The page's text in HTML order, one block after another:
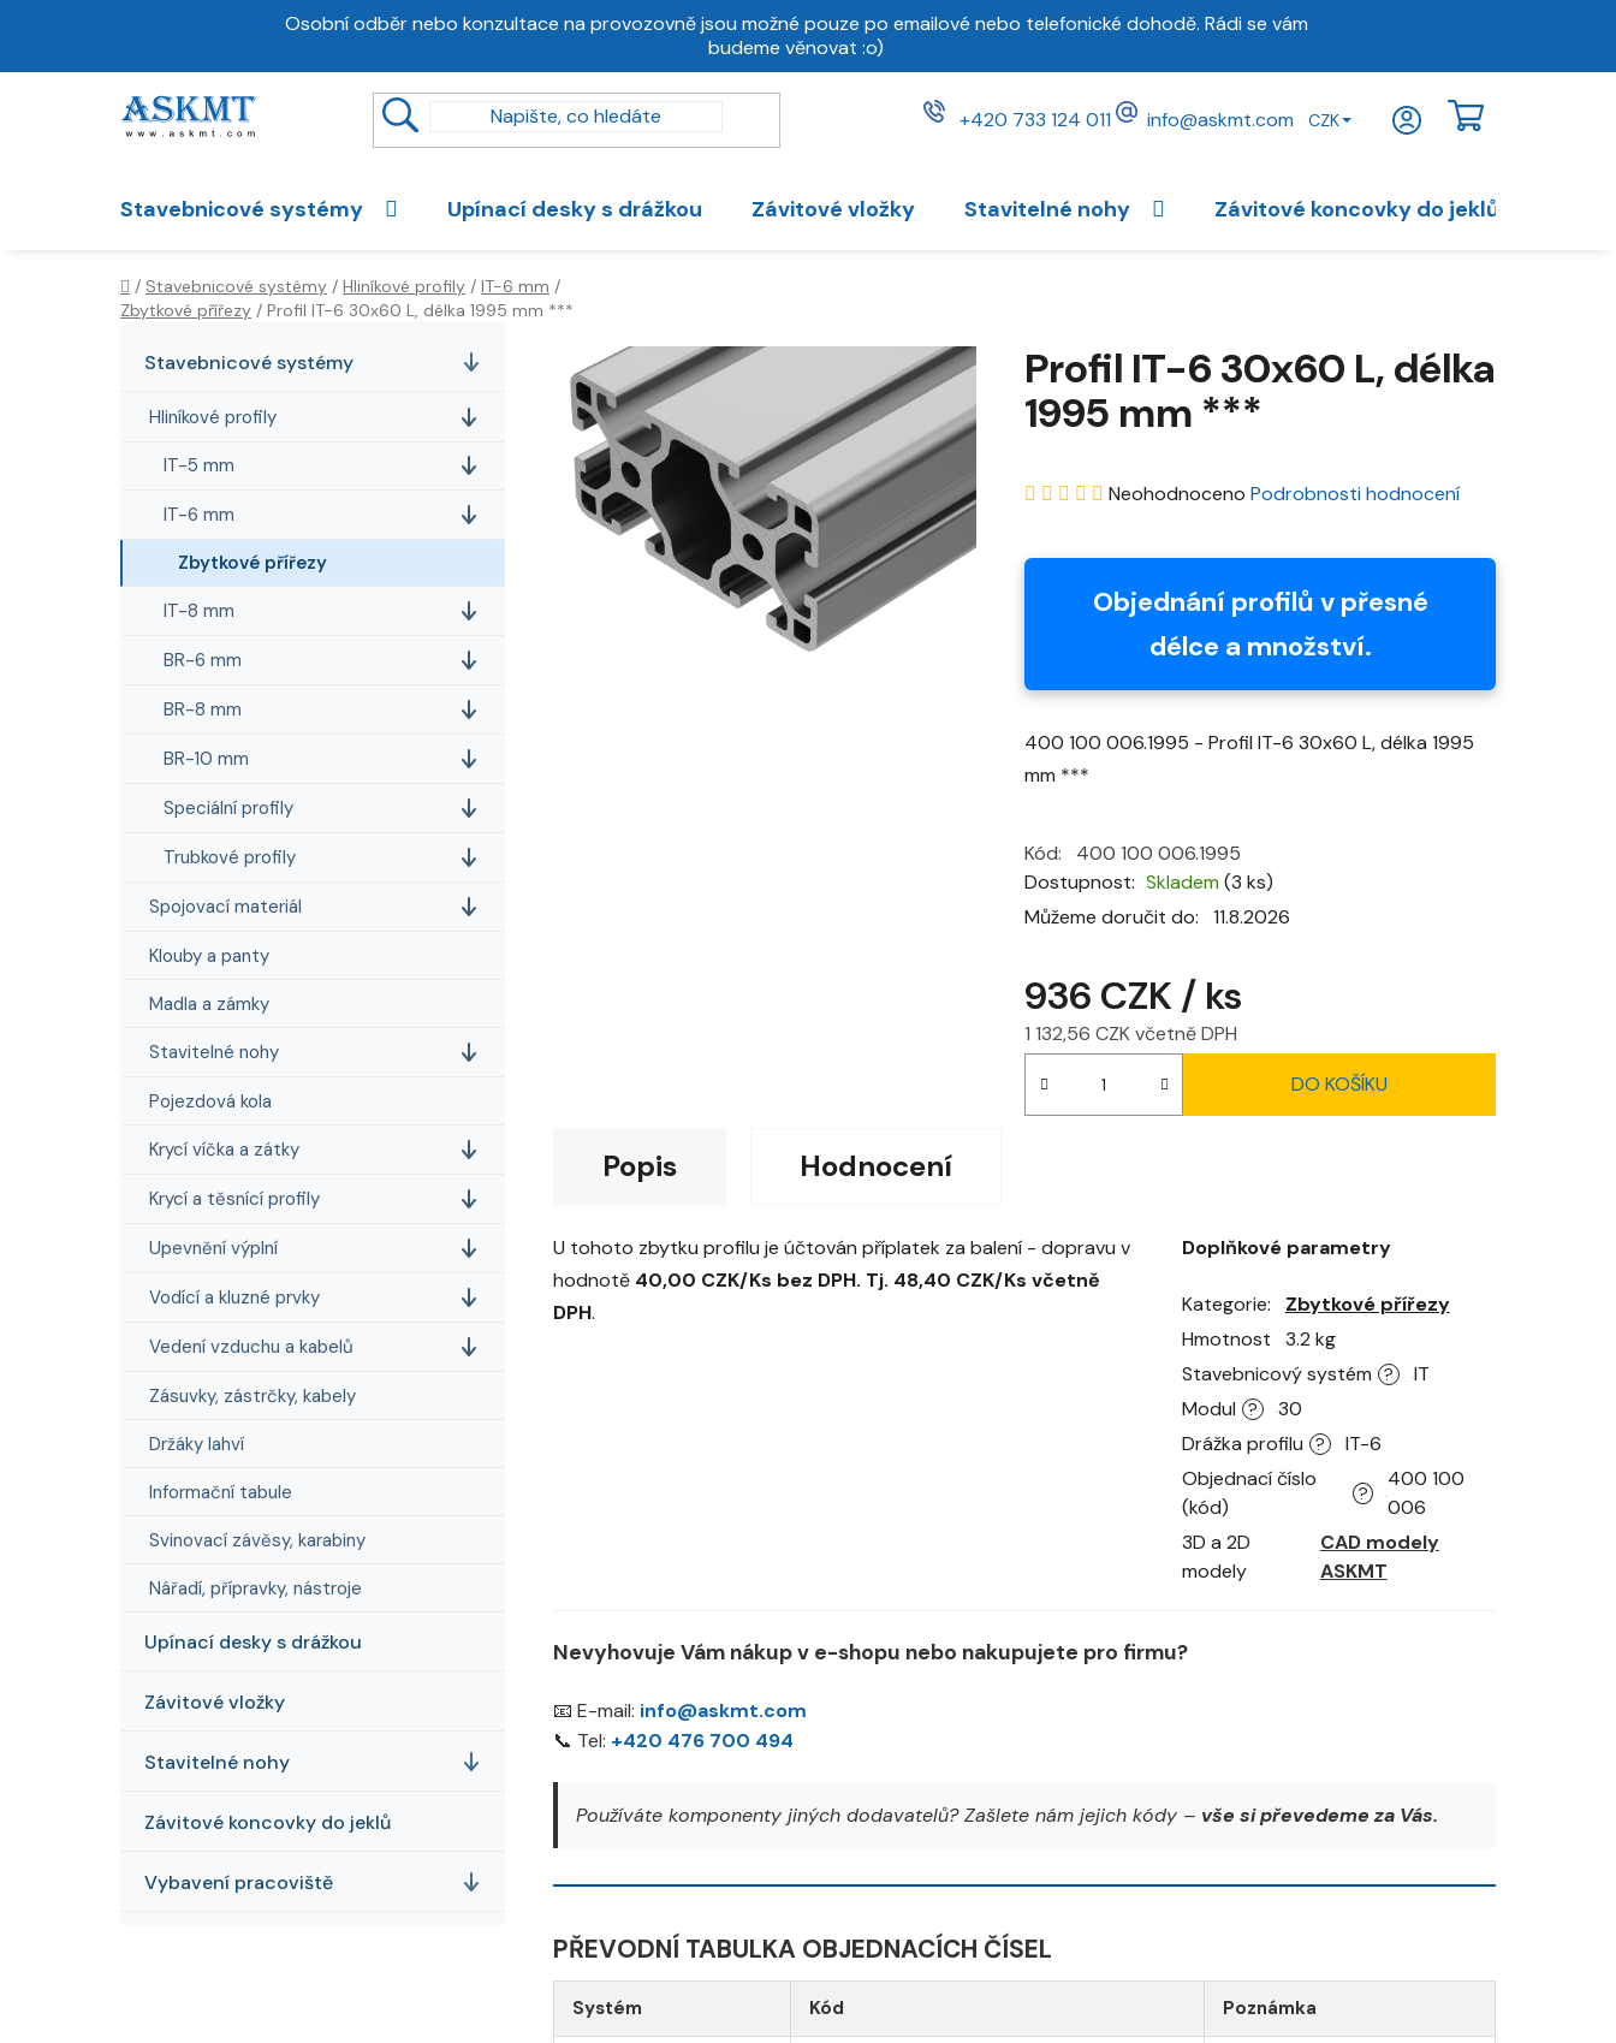
Osobní odběr nebo konzultace na provozovně jsou možné pouze po emailové nebo telefonické dohodě. Rádi se vám
budeme věnovat :o)
+420 733 124 011 info@askmt.com CZK
KOŠÍK
Stavebnicové systémy Upínací desky s drážkou Závitové vložky Stavitelné nohy Závitové koncovky do jeklů
Domů
/ Stavebnicové systémy / Hliníkové profily / IT-6 mm /
Zbytkové přířezy / Profil IT-6 30x60 L, délka 1995 mm ***
í
kategorie
e
Stavebnicové systémy
Hliníkové profily
IT-5 mm
IT-6 mm
Zbytkové přířezy
IT-8 mm
BR-6 mm
BR-8 mm
BR-10 mm
Speciální profily
Trubkové profily
Spojovací materiál
Klouby a panty
Madla a zámky
Stavitelné nohy
Pojezdová kola
Krycí víčka a zátky
Krycí a těsnící profily
Upevnění výplní
Vodící a kluzné prvky
Vedení vzduchu a kabelů
Zásuvky, zástrčky, kabely
Držáky lahví
Informační tabule
Svinovací závěsy, karabiny
Nářadí, přípravky, nástroje
Upínací desky s drážkou
Závitové vložky
Stavitelné nohy
Závitové koncovky do jeklů
Vybavení pracoviště
Profil IT-6 30x60 L, délka
1995 mm ***
Průměrné
produktu
je
0,0
5
Neohodnoceno Podrobnosti hodnocení
Objednání profilů v přesné
délce a množství.
400 100 006.1995 - Profil IT-6 30x60 L, délka 1995
mm ***
Dostupnost Skladem (3 ks)
Můžeme doručit do:
11.8.2026
Kód: 400 100 006.1995
936 CZK / ks
1 132,56 CZK včetně DPH
DO KOŠÍKU
Popis Hodnocení
U tohoto zbytku profilu je účtován příplatek za balení - dopravu v
hodnotě 40,00 CZK/Ks bez DPH. Tj. 48,40 CZK/Ks včetně
DPH.
Doplňkové parametry
Kategorie
Zbytkové přířezy
Hmotnost
3.2 kg
?
Stavebnicový systém IT
?
Modul 30
?
Drážka profilu IT-6
?
Objednací číslo
(kód)
400 100
006
3D a 2D
modely
CAD modely
ASKMT
Nevyhovuje Vám nákup v e-shopu nebo nakupujete pro firmu?
📧 E-mail: info@askmt.com
📞 Tel: +420 476 700 494
Používáte komponenty jiných dodavatelů? Zašlete nám jejich kódy – vše si převedeme za Vás.
PŘEVODNÍ TABULKA OBJEDNACÍCH ČÍSEL
Systém Kód Poznámka